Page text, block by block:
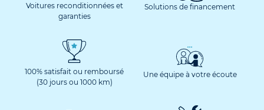
Voitures reconditionnées et
garanties
Solutions de financement
100% satisfait ou remboursé
(30 jours ou 1000 km)
Une équipe à votre écoute